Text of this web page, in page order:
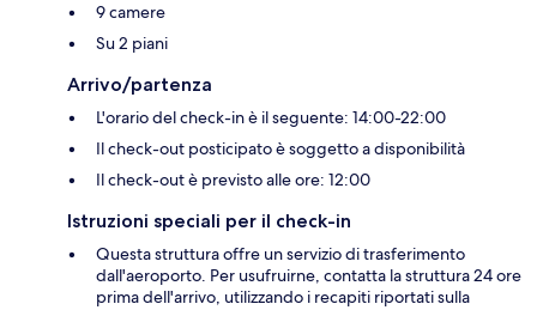
9 camere
Su 2 piani
Arrivo/partenza
L'orario del check-in è il seguente: 14:00-22:00
Il check-out posticipato è soggetto a disponibilità
Il check-out è previsto alle ore: 12:00
Istruzioni speciali per il check-in
Questa struttura offre un servizio di trasferimento
dall'aeroporto. Per usufruirne, contatta la struttura 24 ore
prima dell'arrivo, utilizzando i recapiti riportati sulla